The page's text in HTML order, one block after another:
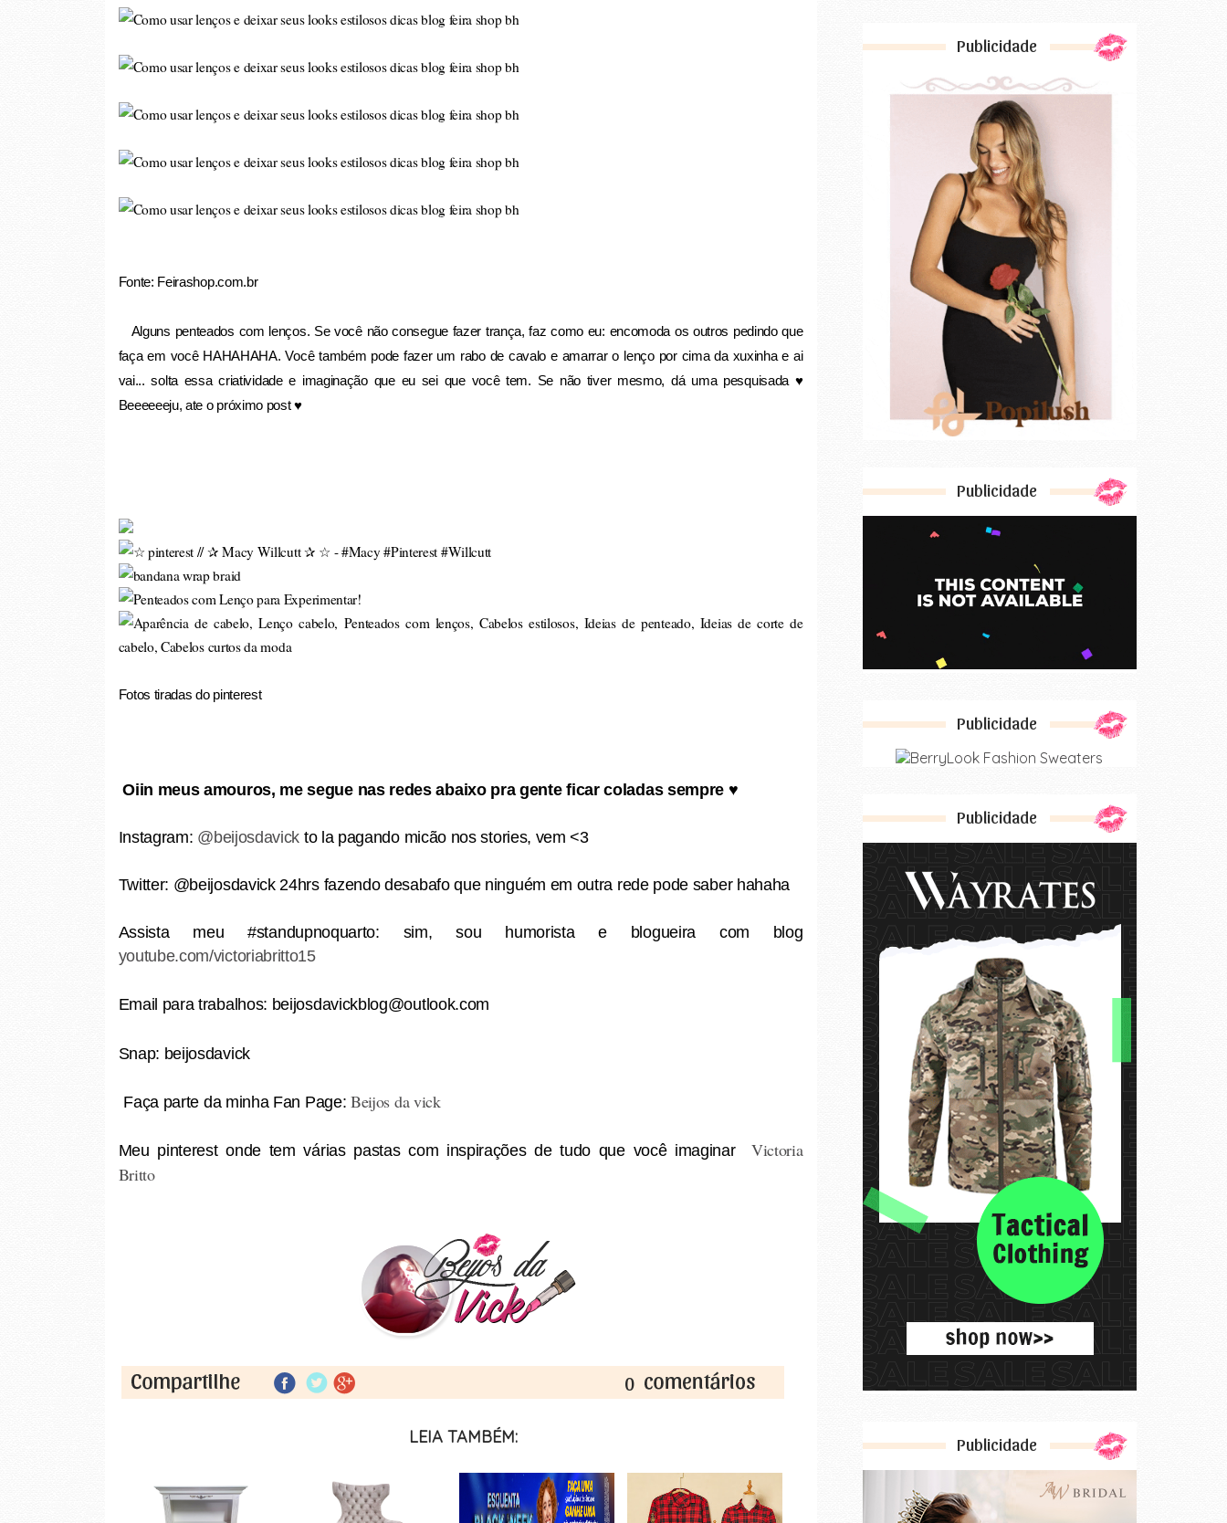
Fonte: Feirashop.com.br
Alguns penteados com lenços. Se você não consegue fazer trança, faz como eu: encomoda os outros pedindo que
faça em você HAHAHAHA. Você também pode fazer um rabo de cavalo e amarrar o lenço por cima da xuxinha e ai
vai... solta essa criatividade e imaginação que eu sei que você tem. Se não tiver mesmo, dá uma pesquisada ♥
Beeeeeeju, ate o próximo post ♥
Fotos tiradas do pinterest
Oiin meus amouros, me segue nas redes abaixo pra gente ficar coladas sempre ♥
Instagram: @beijosdavick to la pagando micão nos stories, vem <3
Twitter: @beijosdavick 24hrs fazendo desabafo que ninguém em outra rede pode saber hahaha
Assista meu #standupnoquarto: sim, sou humorista e blogueira com blog
youtube.com/victoriabritto15
Email para trabalhos: beijosdavickblog@outlook.com
Snap: beijosdavick
Faça parte da minha Fan Page: Beijos da vick
Meu pinterest onde tem várias pastas com inspirações de tudo que você imaginar Victoria
Britto
0
LEIA TAMBÉM:
Publicidade
Publicidade
Publicidade
Publicidade
Publicidade